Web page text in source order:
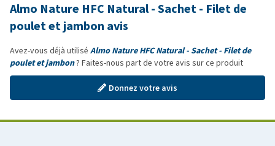
Almo Nature HFC Natural - Sachet - Filet de
poulet et jambon avis
Avez-vous déjà utilisé Almo Nature HFC Natural - Sachet - Filet de
poulet et jambon? Faites-nous part de votre avis sur ce produit
Donnez votre avis